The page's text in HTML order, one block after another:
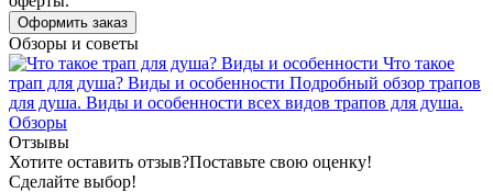
Оформить заказ
Обзоры и советы
Что такое
трап для душа? Виды и особенности Подробный обзор трапов
для душа. Виды и особенности всех видов трапов для душа.
Обзоры
Отзывы
Хотите оставить отзыв?Поставьте свою оценку!
Сделайте выбор!